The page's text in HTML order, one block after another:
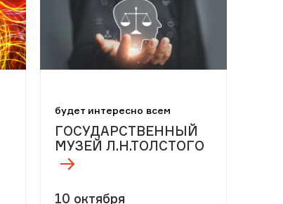
будет интересно всем
ГОСУДАРСТВЕННЫЙ
МУЗЕЙ Л.Н.ТОЛСТОГО
10 октября